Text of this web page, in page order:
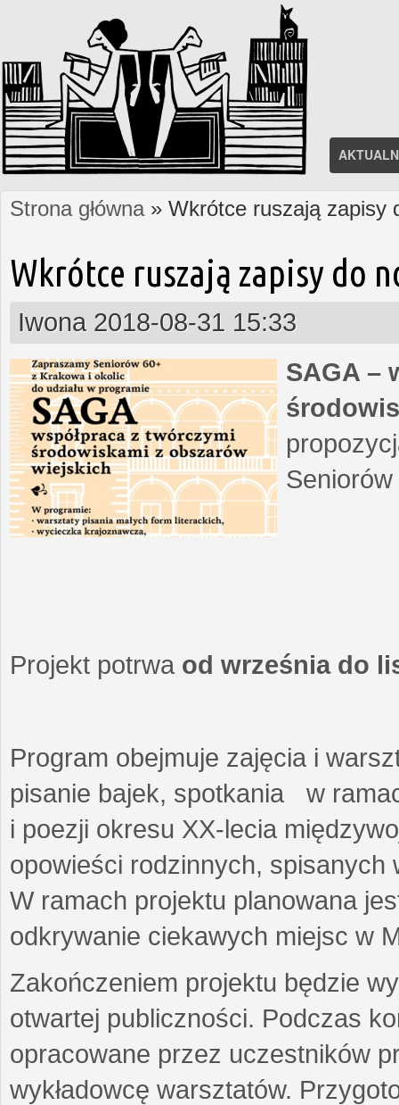
Jesteś tutaj
Strona główna» Wkrótce ruszają zapisy
Wkrótce ruszają zapisy do
Iwona 2018-08-31 15:33
SAGA –
Projekt potrwa od września do
Program obejmuje zajęcia i
pisanie bajek, spotkania w
i poezji okresu XX-lecia
opowieści rodzinnych,
W ramach projektu planowana
odkrywanie ciekawych miejsc w
Zakończeniem projektu będzie
otwartej publiczności. Podczas
opracowane przez uczestników
wykładowcę warsztatów.